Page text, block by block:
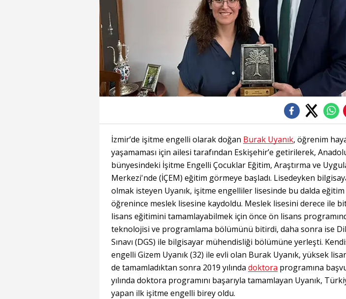
İzmir’de işitme engelli olarak doğan Burak Uyanık, öğrenim
yaşamaması için ailesi tarafından Eskişehir’e getirilerek,
bünyesindeki İşitme Engelli Çocuklar Eğitim, Araştırma ve
Merkezi'nde (İÇEM) eğitim görmeye başladı. Lisedeyken
olmak isteyen Uyanık, işitme engelliler lisesinde bu dalda eğitim
öğrenince meslek lisesine kaydoldu. Meslek lisesini derece ile
lisans eğitimini tamamlayabilmek için önce ön lisans
teknolojisi ve programlama bölümünü bitirdi, daha sonra ise
Sınavı (DGS) ile bilgisayar mühendisliği bölümüne yerleşti.
engelli Gizem Uyanık (32) ile evli olan Burak Uyanık, yüksek
de tamamladıktan sonra 2019 yılında doktora programına
yılında doktora programını başarıyla tamamlayan Uyanık,
yapan ilk işitme engelli birey oldu.